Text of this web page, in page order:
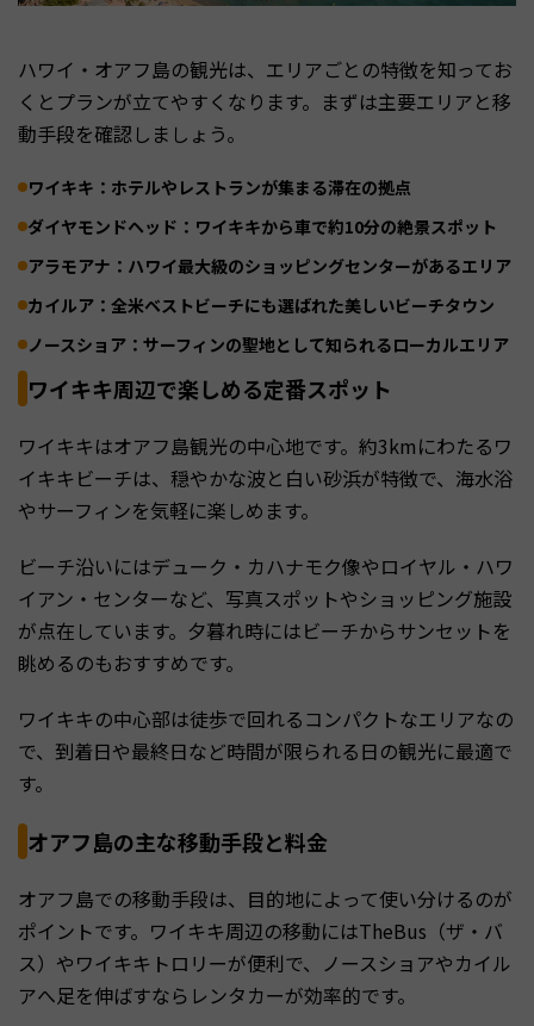
ハワイ・オアフ島の観光は、エリアごとの特徴を知ってお
くとプランが立てやすくなります。まずは主要エリアと移
動手段を確認しましょう。
ワイキキ：ホテルやレストランが集まる滞在の拠点
ダイヤモンドヘッド：ワイキキから車で約10分の絶景スポット
アラモアナ：ハワイ最大級のショッピングセンターがあるエリア
カイルア：全米ベストビーチにも選ばれた美しいビーチタウン
ノースショア：サーフィンの聖地として知られるローカルエリア
ワイキキ周辺で楽しめる定番スポット
ワイキキはオアフ島観光の中心地です。約3kmにわたるワ
イキキビーチは、穏やかな波と白い砂浜が特徴で、海水浴
やサーフィンを気軽に楽しめます。
ビーチ沿いにはデューク・カハナモク像やロイヤル・ハワ
イアン・センターなど、写真スポットやショッピング施設
が点在しています。夕暮れ時にはビーチからサンセットを
眺めるのもおすすめです。
ワイキキの中心部は徒歩で回れるコンパクトなエリアなの
で、到着日や最終日など時間が限られる日の観光に最適で
す。
オアフ島の主な移動手段と料金
オアフ島での移動手段は、目的地によって使い分けるのが
ポイントです。ワイキキ周辺の移動にはTheBus（ザ・バ
ス）やワイキキトロリーが便利で、ノースショアやカイル
アへ足を伸ばすならレンタカーが効率的です。